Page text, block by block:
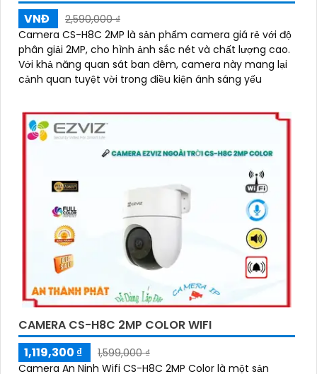
VNĐ
2,590,000 ₫
Camera CS-H8C 2MP là sản phẩm camera giá rẻ với độ
phân giải 2MP, cho hình ảnh sắc nét và chất lượng cao.
Với khả năng quan sát ban đêm, camera này mang lại
cảnh quan tuyệt vời trong điều kiện ánh sáng yếu
CAMERA CS-H8C 2MP COLOR WIFI
1,119,300 ₫
1,599,000 ₫
Camera An Ninh Wifi CS-H8C 2MP Color là một sản